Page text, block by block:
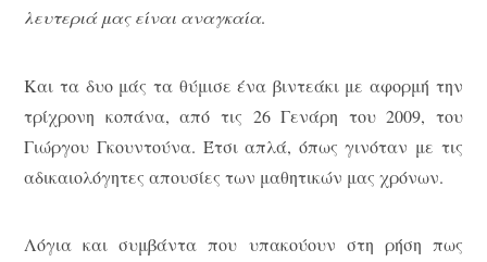
λευτεριά μας είναι αναγκαία.
Και τα δυο μάς τα θύμισε ένα βιντεάκι με αφορμή την
τρίχρονη κοπάνα, από τις 26 Γενάρη του 2009, του
Γιώργου Γκουντούνα. Έτσι απλά, όπως γινόταν με τις
αδικαιολόγητες απουσίες των μαθητικών μας χρόνων.
Λόγια και συμβάντα που υπακούουν στη ρήση πως